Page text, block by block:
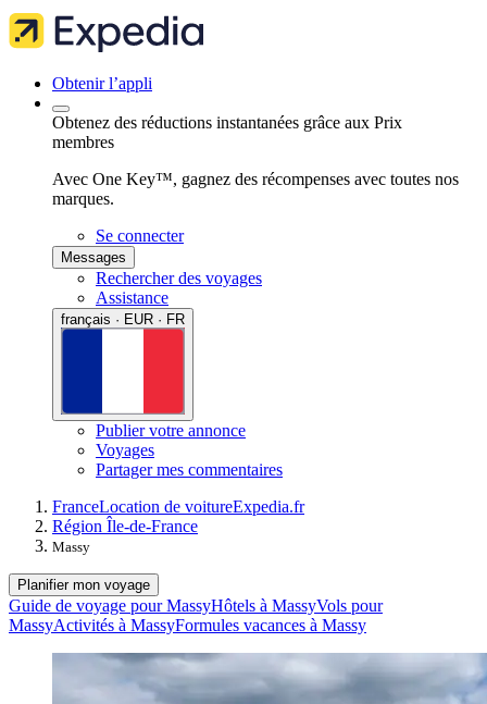
Obtenir l’appli
Obtenez des réductions instantanées grâce aux Prix
membres
Avec One Key™, gagnez des récompenses avec toutes nos
marques.
Se connecter
Messages
Rechercher des voyages
Assistance
français · EUR · FR
Publier votre annonce
Voyages
Partager mes commentaires
FranceLocation de voitureExpedia.fr
Région Île-de-France
Massy
Planifier mon voyage
Guide de voyage pour MassyHôtels à MassyVols pour
MassyActivités à MassyFormules vacances à Massy